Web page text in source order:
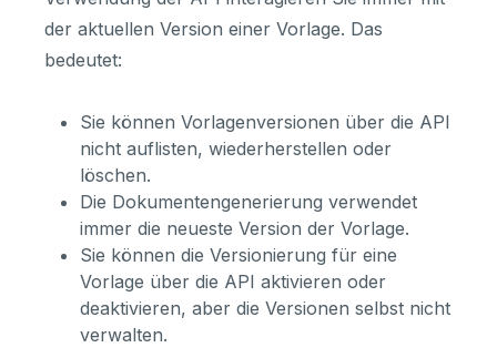
der aktuellen Version einer Vorlage. Das
bedeutet:
Sie können Vorlagenversionen über die API
nicht auflisten, wiederherstellen oder
löschen.
Die Dokumentengenerierung verwendet
immer die neueste Version der Vorlage.
Sie können die Versionierung für eine
Vorlage über die API aktivieren oder
deaktivieren, aber die Versionen selbst nicht
verwalten.